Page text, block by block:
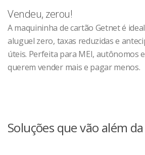
Vendeu, zerou!
A maquininha de cartão Getnet é
aluguel zero, taxas reduzidas e
úteis. Perfeita para MEI, autônomos
querem vender mais e pagar menos.
Soluções que vão além